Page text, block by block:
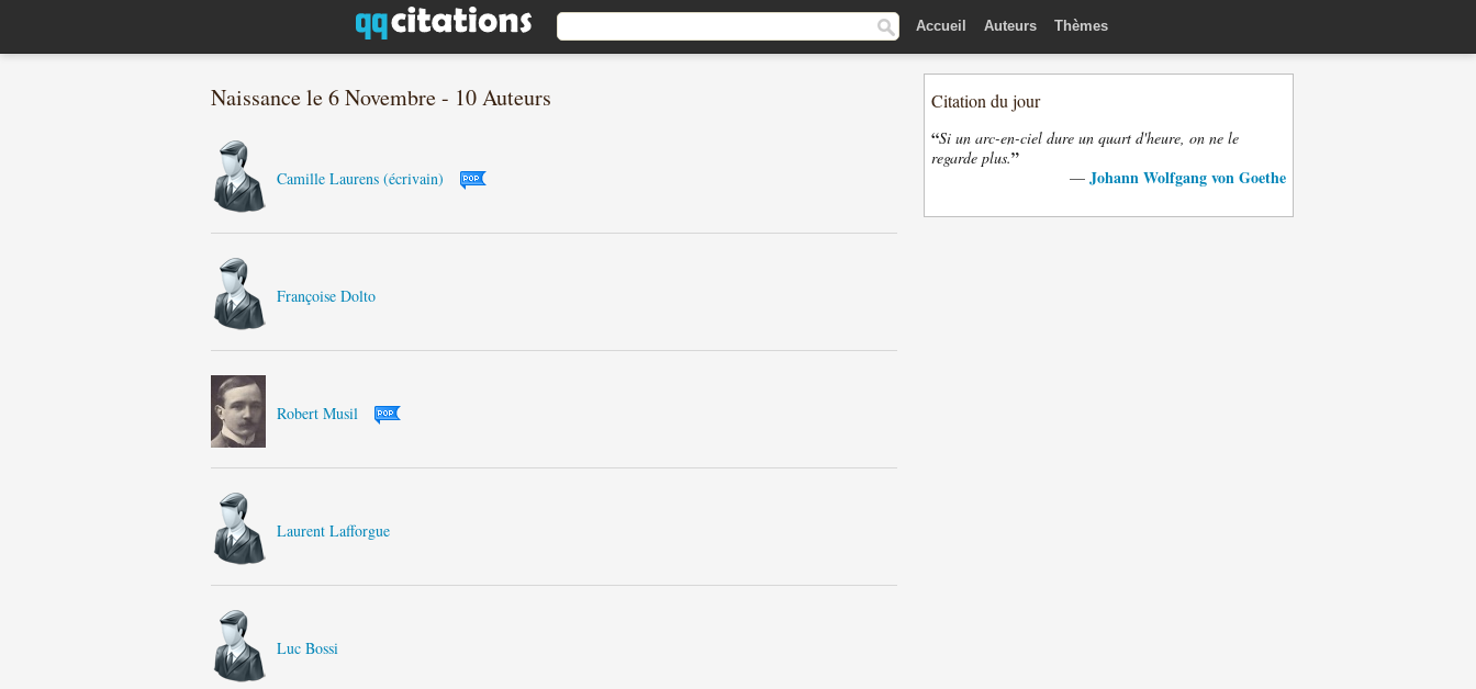
Accueil Auteurs Thèmes
Naissance le 6 Novembre - 10 Auteurs
Camille Laurens (écrivain)
Françoise Dolto
Robert Musil
Laurent Lafforgue
Luc Bossi
Citation du jour
“Si un arc-en-ciel dure un quart d'heure, on ne le
regarde plus.”
— Johann Wolfgang von Goethe